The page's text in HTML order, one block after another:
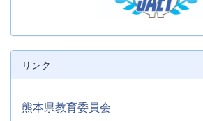
リンク
熊本県教育委員会